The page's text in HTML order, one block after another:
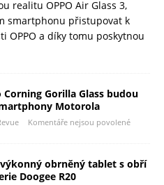
realitu OPPO Air Glass 3,
smartphonu přistupovat k
OPPO a díky tomu poskytnou
Gorilla Glass budou
Motorola
Komentáře nejsou povolené
obrněný tablet s obří
Doogee R20